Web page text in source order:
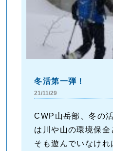
冬活第一弾！
21/11/29
CWP山岳部、冬の
は川や山の環境保全
そも遊んでいなけれ